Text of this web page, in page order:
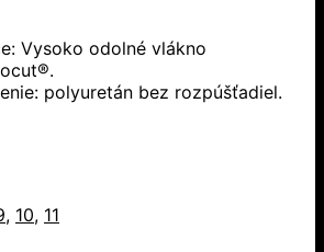
Vysoko odolné vlákno
polyuretán bez rozpúšťadiel.
, 10, 11